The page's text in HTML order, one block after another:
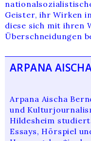
Geister, ihr Wirken
diese sich mit ihren
Überschneidungen
ARPANA
Arpana Aischa
und
Hildesheim
Essays, Hörspiel